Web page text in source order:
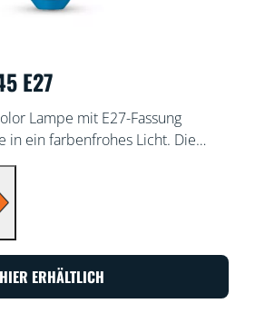
E27
Lampe mit E27-Fassung
in ein farbenfrohes Licht. Die
App oder per Sprachsteuerung
gibt es in der WLAN-Einrichtung
HIER ERHÄLTLICH